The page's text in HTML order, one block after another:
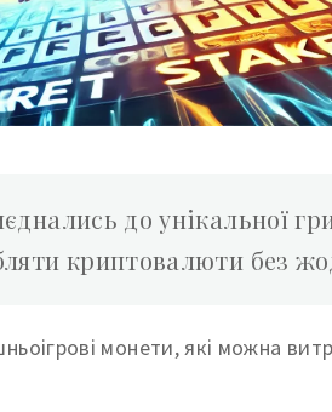
до унікальної
криптовалюти без
монети, які можна